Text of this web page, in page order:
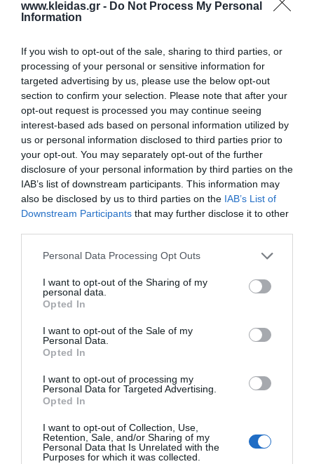
www.kleidas.gr - Do Not Process My Personal
Information
If you wish to opt-out of the sale, sharing to third parties, or
processing of your personal or sensitive information for
targeted advertising by us, please use the below opt-out
section to confirm your selection. Please note that after your
opt-out request is processed you may continue seeing
interest-based ads based on personal information utilized by
us or personal information disclosed to third parties prior to
your opt-out. You may separately opt-out of the further
disclosure of your personal information by third parties on the
IAB’s list of downstream participants. This information may
also be disclosed by us to third parties on the IAB’s List of
Downstream Participants that may further disclose it to other
Personal Data Processing Opt Outs
I want to opt-out of the Sharing of my
personal data.
Opted In
I want to opt-out of the Sale of my
Personal Data.
Opted In
I want to opt-out of processing my
Personal Data for Targeted Advertising.
Opted In
I want to opt-out of Collection, Use,
Retention, Sale, and/or Sharing of my
Personal Data that Is Unrelated with the
Purposes for which it was collected.
Η Nathanείναι ένας διεθνής ηγέτης στον σχεδιασμό
και την παροχή επαγγελματικού εκπαιδευτικού
εξοπλισμού. Η γκάμα της περιλαμβάνει από
εξειδικευμένο υλικό ψυχοκινητικής έως μικροέπιπλα
για συμβολικό παιχνίδι, όλα κατασκευασμένα για να
αντέχουν στη σκληρή χρήση σε σχολικά
περιβάλλοντα. Κάθε προϊόν συμμορφώνεται αυστηρά
με τα ευρωπαϊκά πρότυπα ασφαλείας και τις
βιοδιασπώμενα υλικά). Η επιλογή της Nathan για τον
εγγυάται αξιοπιστία, παιδαγωγική αρτιότητα και μια
ισχυρή "πράσινη" ταυτότητα που εκτιμάται από
σύγχρονους εκπαιδευτικούς οργανισμούς.
Σχετικά προϊόντα